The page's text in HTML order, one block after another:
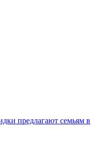
предлагают семьям в